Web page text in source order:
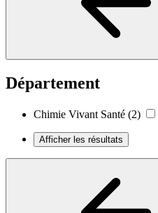
Département
Chimie Vivant Santé (2)
Afficher les résultats